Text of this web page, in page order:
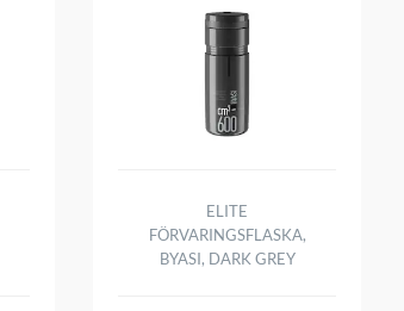
ELITE
FÖRVARINGSFLASKA,
BYASI, DARK GREY